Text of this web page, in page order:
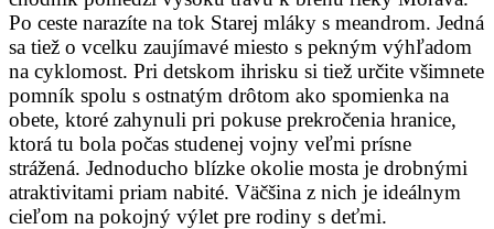
Po ceste narazíte na tok Starej mláky s meandrom. Jedná
sa tiež o vcelku zaujímavé miesto s pekným výhľadom
na cyklomost. Pri detskom ihrisku si tiež určite všimnete
pomník spolu s ostnatým drôtom ako spomienka na
obete, ktoré zahynuli pri pokuse prekročenia hranice,
ktorá tu bola počas studenej vojny veľmi prísne
strážená. Jednoducho blízke okolie mosta je drobnými
atraktivitami priam nabité. Väčšina z nich je ideálnym
cieľom na pokojný výlet pre rodiny s deťmi.